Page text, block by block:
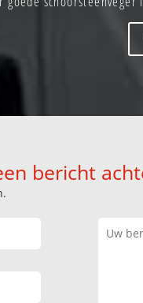
bericht